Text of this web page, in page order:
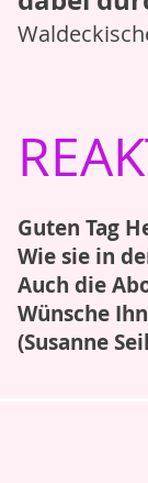
Guten Tag
Wie sie in
Auch die
Wünsche
(Susanne